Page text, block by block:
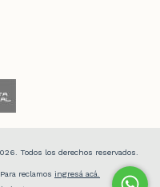
Todos los derechos reservados.
reclamos ingresá acá.